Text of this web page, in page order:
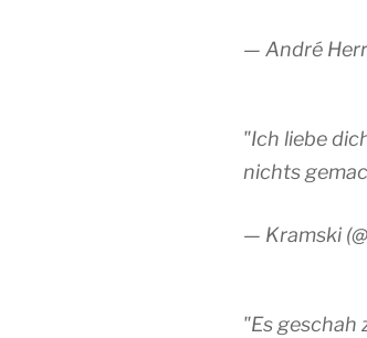
— André
"Ich liebe
nichts
— Kramski
"Es geschah